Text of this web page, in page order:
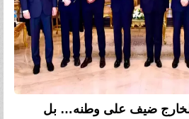
ضيف على وطنه… بل